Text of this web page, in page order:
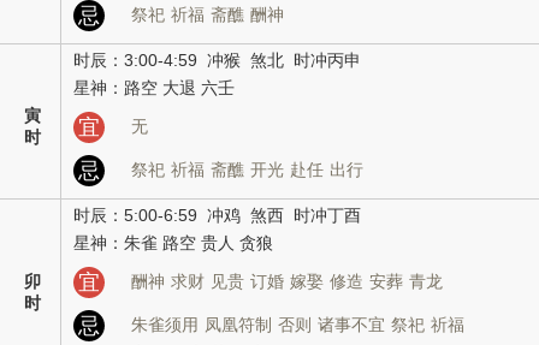
忌 祭祀 祈福 斋醮 酬神
寅
时
时辰：3:00-4:59 冲猴 煞北 时冲丙申
星神：路空 大退 六壬
宜 无
忌 祭祀 祈福 斋醮 开光 赴任 出行
卯
时
时辰：5:00-6:59 冲鸡 煞西 时冲丁酉
星神：朱雀 路空 贵人 贪狼
宜 酬神 求财 见贵 订婚 嫁娶 修造 安葬 青龙
忌 朱雀须用 凤凰符制 否则 诸事不宜 祭祀 祈福